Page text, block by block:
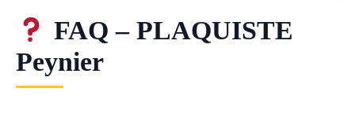
FAQ – PLAQUISTE
Peynier